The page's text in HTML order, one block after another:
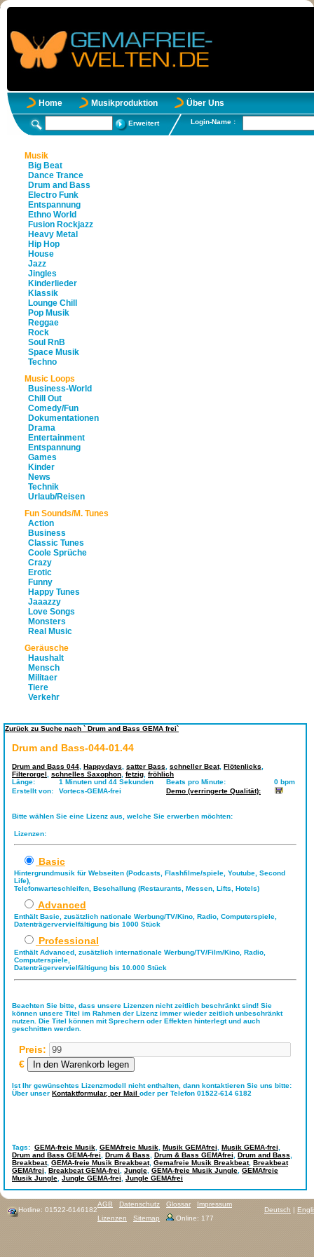
Home Musikproduktion Über Uns
Erweitert Login-Name :
Musik
Big Beat
Dance Trance
Drum and Bass
Electro Funk
Entspannung
Ethno World
Fusion Rockjazz
Heavy Metal
Hip Hop
House
Jazz
Jingles
Kinderlieder
Klassik
Lounge Chill
Pop Musik
Reggae
Rock
Soul RnB
Space Musik
Techno
Music Loops
Business-World
Chill Out
Comedy/Fun
Dokumentationen
Drama
Entertainment
Entspannung
Games
Kinder
News
Technik
Urlaub/Reisen
Fun Sounds/M. Tunes
Action
Business
Classic Tunes
Coole Sprüche
Crazy
Erotic
Funny
Happy Tunes
Jaaazzy
Love Songs
Monsters
Real Music
Geräusche
Haushalt
Mensch
Militaer
Tiere
Verkehr
Zurück zu Suche nach ` Drum and Bass GEMA frei`
Drum and Bass-044-01.44
Drum and Bass 044 Happydays satter Bass schneller Beat, Flötenlicks
Filterorgel
schnelles Saxophon fetzig fröhlich
Länge:
1 Minuten und 44 Sekunden Beats pro Minute:
0 bpm
Erstellt von:
Vortecs-GEMA-frei Demo (verringerte Qualität):
Bitte wählen Sie eine Lizenz aus, welche Sie erwerben möchten:
Lizenzen:
Basic
Hintergrundmusik für Webseiten (Podcasts, Flashfilme/spiele, Youtube, Second
Life),
Telefonwarteschleifen, Beschallung (Restaurants, Messen, Lifts, Hotels)
Advanced
Enthält Basic, zusätzlich nationale Werbung/TV/Kino, Radio, Computerspiele,
Datenträgervervielfältigung bis 1000 Stück
Professional
Enthält Advanced, zusätzlich internationale Werbung/TV/Film/Kino, Radio,
Computerspiele,
Datenträgervervielfältigung bis 10.000 Stück
Beachten Sie bitte, dass unsere Lizenzen nicht zeitlich beschränkt sind! Sie
können unsere Titel im Rahmen der Lizenz immer wieder zeitlich unbeschränkt
nutzen. Die Titel können mit Sprechern oder Effekten hinterlegt und auch
geschnitten werden.
Preis:
€
Ist Ihr gewünschtes Lizenzmodell nicht enthalten, dann kontaktieren Sie uns bitte:
Über unser Kontaktformular, per Mail oder per Telefon 01522-614 6182
Tags: GEMA-freie Musik GEMAfreie Musik Musik GEMAfrei Musik GEMA-frei
Drum and Bass GEMA-frei
Drum & Bass Drum & Bass GEMAfrei Drum and Bass
Breakbeat, GEMA-freie Musik Breakbeat, Gemafreie Musik Breakbeat, Breakbeat
GEMAfrei
Breakbeat GEMA-frei Jungle GEMA-freie Musik Jungle GEMAfreie
Musik Jungle Jungle GEMA-frei Jungle GEMAfrei
Hotline: 01522-6146182 Deutsch |
AGB Datenschutz Glossar
Impressum
Lizenzen
Sitemap Online: 177